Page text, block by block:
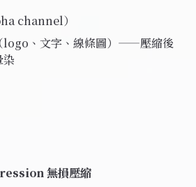
channel）
logo、文字、線條圖）——壓縮後
染
無損壓縮